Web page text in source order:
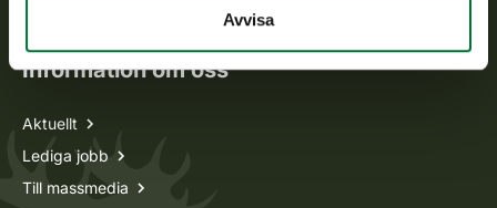
Avvisa
Information om oss
Aktuellt
Lediga jobb
Till massmedia